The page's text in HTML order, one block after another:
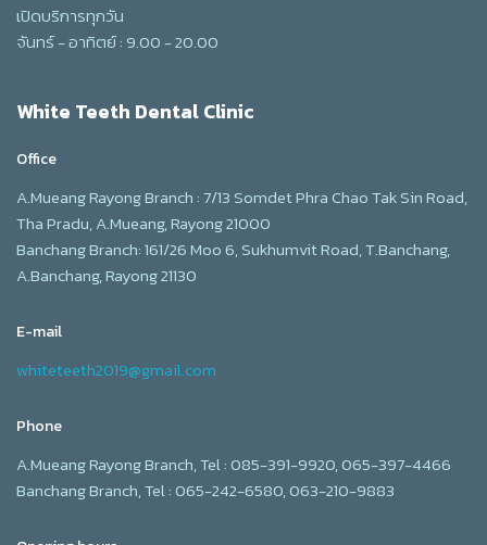
เปิดบริการทุกวัน
จันทร์ - อาทิตย์ : 9.00 - 20.00
White Teeth Dental Clinic
Office
A.Mueang Rayong Branch : 7/13 Somdet Phra Chao Tak Sin Road,
Tha Pradu, A.Mueang, Rayong 21000
Banchang Branch: 161/26 Moo 6, Sukhumvit Road, T.Banchang,
A.Banchang, Rayong 21130
E-mail
whiteteeth2019@gmail.com
Phone
A.Mueang Rayong Branch, Tel : 085-391-9920, 065-397-4466
Banchang Branch, Tel : 065-242-6580, 063-210-9883